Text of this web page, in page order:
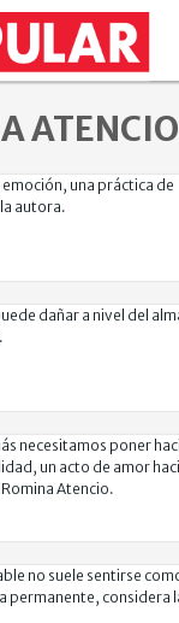
ATENCIO